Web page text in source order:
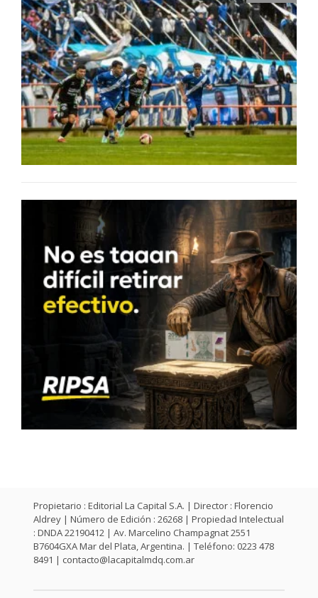
Propietario : Editorial La Capital S.A. | Director : Florencio
Aldrey | Número de Edición : 26268 | Propiedad Intelectual
: DNDA 22190412 | Av. Marcelino Champagnat 2551
B7604GXA Mar del Plata, Argentina. | Teléfono: 0223 478
8491 | contacto@lacapitalmdq.com.ar